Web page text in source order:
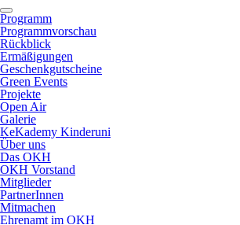
Programm
Programmvorschau
Rückblick
Ermäßigungen
Geschenkgutscheine
Green Events
Projekte
Open Air
Galerie
KeKademy Kinderuni
Über uns
Das OKH
OKH Vorstand
Mitglieder
PartnerInnen
Mitmachen
Ehrenamt im OKH